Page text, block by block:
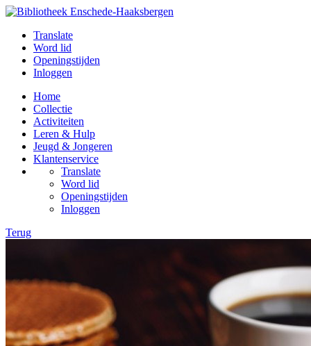
Translate
Word lid
Openingstijden
Inloggen
Home
Collectie
Activiteiten
Leren & Hulp
Jeugd & Jongeren
Klantenservice
Translate
Word lid
Openingstijden
Inloggen
Terug